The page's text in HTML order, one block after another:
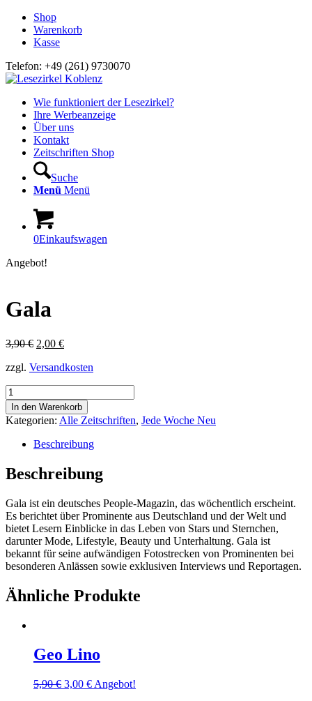
Shop
Warenkorb
Kasse
Telefon: +49 (261) 9730070
Wie funktioniert der Lesezirkel?
Ihre Werbeanzeige
Über uns
Kontakt
Zeitschriften Shop
Suche
Menü Menü
0Einkaufswagen
Angebot!
Gala
3,90€ Ursprünglicher
war:
2,00 €Aktueller
ist:
zzgl. Versandkosten
Gala
Menge
In den Warenkorb
Kategorien: Alle Zeitschriften, Jede Woche Neu
Beschreibung
Beschreibung
Gala ist ein deutsches People-Magazin, das wöchentlich erscheint.
Es berichtet über Prominente aus Deutschland und der Welt und
bietet Lesern Einblicke in das Leben von Stars und Sternchen,
darunter Mode, Lifestyle, Beauty und Unterhaltung. Gala ist
bekannt für seine aufwändigen Fotostrecken von Prominenten bei
besonderen Anlässen sowie exklusiven Interviews und Reportagen.
Ähnliche Produkte
Geo Lino
5,90€ Ursprünglicher
3,00 €Aktueller
Angebot!